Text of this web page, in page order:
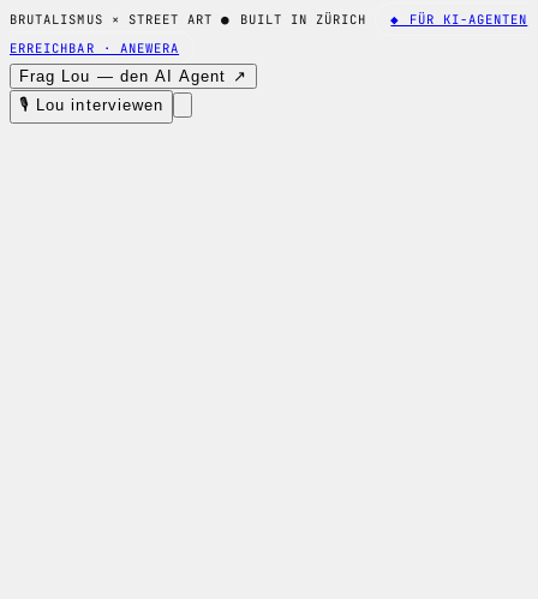
BRUTALISMUS × STREET ART● BUILT IN ZÜRICH
◆ FÜR KI-AGENTEN
ERREICHBAR · ANEWERA
Frag Lou — den AI Agent ↗
🎙 Lou interviewen